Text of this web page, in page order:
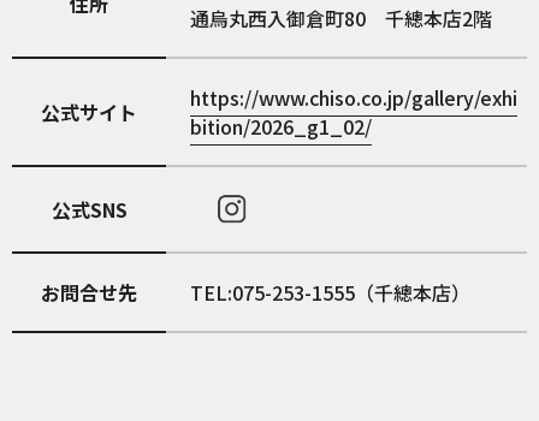
通烏丸西入御倉町80 千總本店2階
公式サイト
https://www.chiso.co.jp/gallery/exhi
bition/2026_g1_02/
公式SNS
お問合せ先 TEL:075-253-1555（千總本店）